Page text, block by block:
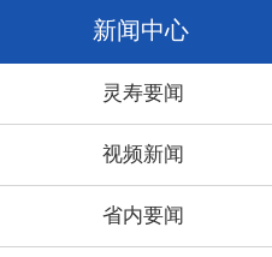
新闻中心
灵寿要闻
视频新闻
省内要闻